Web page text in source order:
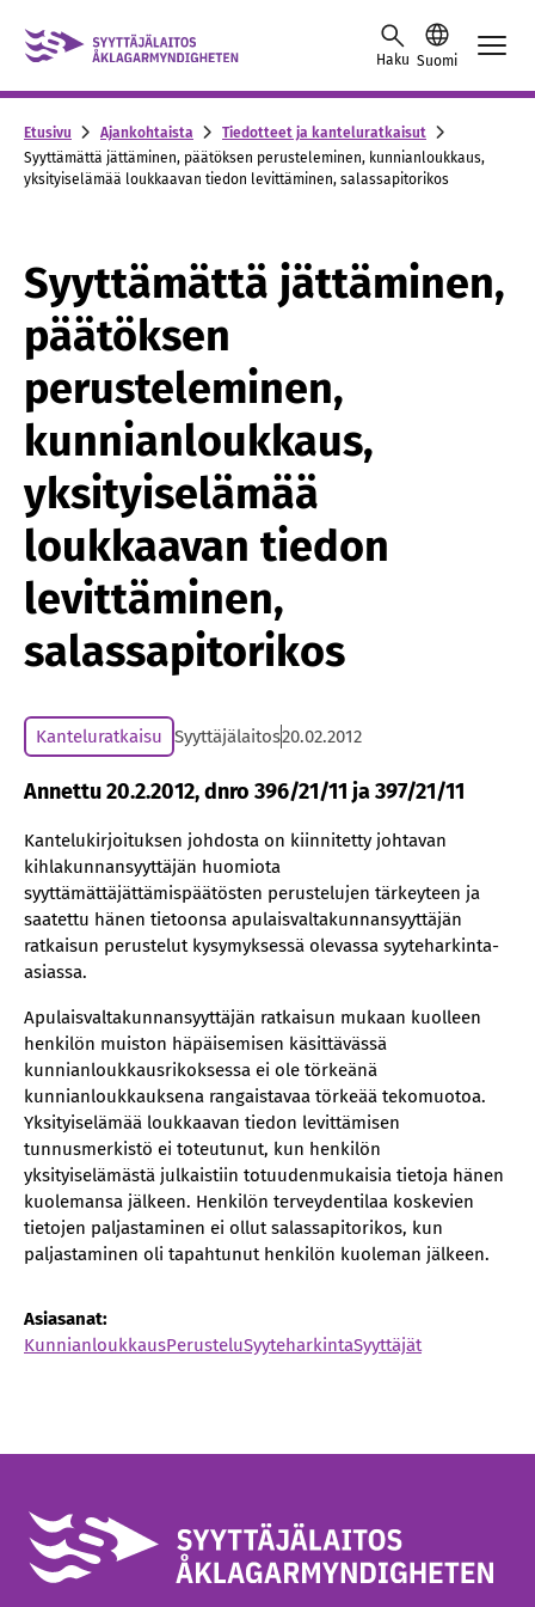
Skip to content -saavutettavuusohje
Haku Suomi
Etusivu Ajankohtaista
Tiedotteet ja kanteluratkaisut
Syyttämättä jättäminen, päätöksen perusteleminen, kunnianloukkaus,
yksityiselämää loukkaavan tiedon levittäminen, salassapitorikos
Syyttämättä jättäminen,
päätöksen
perusteleminen,
kunnianloukkaus,
yksityiselämää
loukkaavan tiedon
levittäminen,
salassapitorikos
Kanteluratkaisu Syyttäjälaitos20.02.2012
Annettu 20.2.2012, dnro 396/21/11 ja 397/21/11
Kantelukirjoituksen johdosta on kiinnitetty johtavan
kihlakunnansyyttäjän huomiota
syyttämättäjättämispäätösten perustelujen tärkeyteen ja
saatettu hänen tietoonsa apulaisvaltakunnansyyttäjän
ratkaisun perustelut kysymyksessä olevassa syyteharkinta-
asiassa.
Apulaisvaltakunnansyyttäjän ratkaisun mukaan kuolleen
henkilön muiston häpäisemisen käsittävässä
kunnianloukkausrikoksessa ei ole törkeänä
kunnianloukkauksena rangaistavaa törkeää tekomuotoa.
Yksityiselämää loukkaavan tiedon levittämisen
tunnusmerkistö ei toteutunut, kun henkilön
yksityiselämästä julkaistiin totuudenmukaisia tietoja hänen
kuolemansa jälkeen. Henkilön terveydentilaa koskevien
tietojen paljastaminen ei ollut salassapitorikos, kun
paljastaminen oli tapahtunut henkilön kuoleman jälkeen.
Asiasanat:
KunnianloukkausPerusteluSyyteharkintaSyyttäjät